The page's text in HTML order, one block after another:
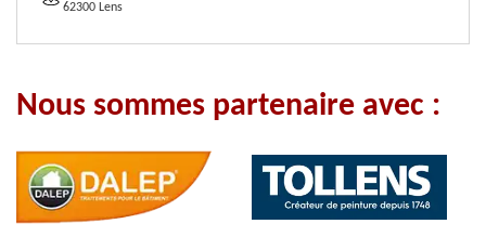
62300 Lens
Nous sommes partenaire avec :